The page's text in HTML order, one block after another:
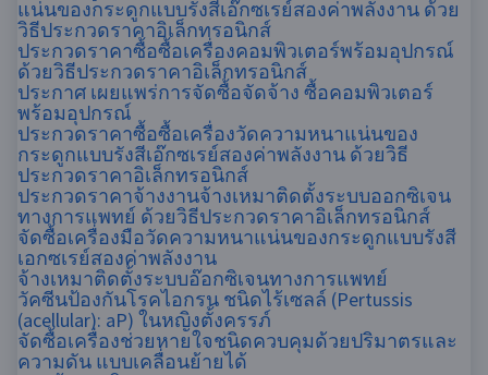
แน่นของกระดูกแบบรังสีเอ๊กซเรย์สองค่าพลังงาน ด้วย
วิธีประกวดราคาอิเล็กทรอนิกส์
ประกวดราคาซื้อซื้อเครื่องคอมพิวเตอร์พร้อมอุปกรณ์
ด้วยวิธีประกวดราคาอิเล็กทรอนิกส์
ประกาศ เผยแพร่การจัดซื้อจัดจ้าง ซื้อคอมพิวเตอร์
พร้อมอุปกรณ์
ประกวดราคาซื้อซื้อเครื่องวัดความหนาแน่นของ
กระดูกแบบรังสีเอ๊กซเรย์สองค่าพลังงาน ด้วยวิธี
ประกวดราคาอิเล็กทรอนิกส์
ประกวดราคาจ้างงานจ้างเหมาติดตั้งระบบออกซิเจน
ทางการแพทย์ ด้วยวิธีประกวดราคาอิเล็กทรอนิกส์
จัดซื้อเครื่องมือวัดความหนาแน่นของกระดูกแบบรังสี
เอกซเรย์สองค่าพลังงาน
จ้างเหมาติดตั้งระบบอ๊อกซิเจนทางการแพทย์
วัคซีนป้องกันโรคไอกรน ชนิดไร้เซลล์ (Pertussis
(acellular): aP) ในหญิงตั้งครรภ์
จัดซื้อเครื่องช่วยหายใจชนิดควบคุมด้วยปริมาตรและ
ความดัน แบบเคลื่อนย้ายได้